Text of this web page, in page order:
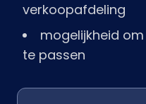
verkoopafdeling
mogelijkheid
te passen